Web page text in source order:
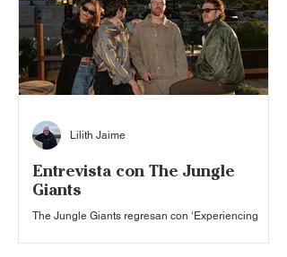
experiencias de vida en un ejercicio de
vulnerabilidad y memoria. Tuvim
Entrevista con The Jungle
Giants
The Jungle Giants regresan con ‘Experiencing
Lilith Jaime